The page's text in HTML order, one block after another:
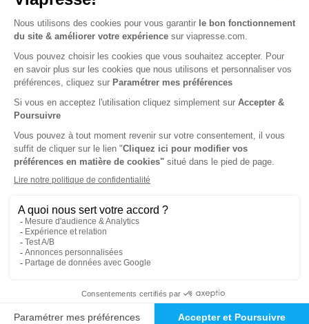
79€90 Tarif Kiosque : 175€40
Tarif France métropolitaine
Renouvellement à date d’anniversaire
Abonnement Durée libre
Papier + Version digitale offerte dont plusieurs numéros spéciaux
3€20
Prix par n°
ℹ️Note :les codes promotionnels ne sont pas
valables sur ce titre.
Présentation du magazine Rustica